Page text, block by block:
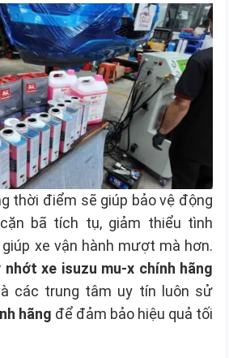
thời điểm sẽ giúp bảo vệ động
bã tích tụ, giảm thiểu tình
xe vận hành mượt mà hơn.
nhớt xe isuzu mu-x chính hãng
các trung tâm uy tín luôn sử
hãng để đảm bảo hiệu quả tối